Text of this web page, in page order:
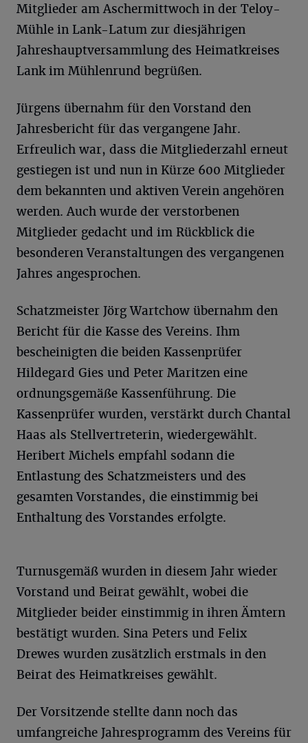
Mitglieder am Aschermittwoch in der Teloy-
Mühle in Lank-Latum zur diesjährigen
Jahreshauptversammlung des Heimatkreises
Lank im Mühlenrund begrüßen.
Jürgens übernahm für den Vorstand den
Jahresbericht für das vergangene Jahr.
Erfreulich war, dass die Mitgliederzahl erneut
gestiegen ist und nun in Kürze 600 Mitglieder
dem bekannten und aktiven Verein angehören
werden. Auch wurde der verstorbenen
Mitglieder gedacht und im Rückblick die
besonderen Veranstaltungen des vergangenen
Jahres angesprochen.
Schatzmeister Jörg Wartchow übernahm den
Bericht für die Kasse des Vereins. Ihm
bescheinigten die beiden Kassenprüfer
Hildegard Gies und Peter Maritzen eine
ordnungsgemäße Kassenführung. Die
Kassenprüfer wurden, verstärkt durch Chantal
Haas als Stellvertreterin, wiedergewählt.
Heribert Michels empfahl sodann die
Entlastung des Schatzmeisters und des
gesamten Vorstandes, die einstimmig bei
Enthaltung des Vorstandes erfolgte.
Turnusgemäß wurden in diesem Jahr wieder
Vorstand und Beirat gewählt, wobei die
Mitglieder beider einstimmig in ihren Ämtern
bestätigt wurden. Sina Peters und Felix
Drewes wurden zusätzlich erstmals in den
Beirat des Heimatkreises gewählt.
Der Vorsitzende stellte dann noch das
umfangreiche Jahresprogramm des Vereins für